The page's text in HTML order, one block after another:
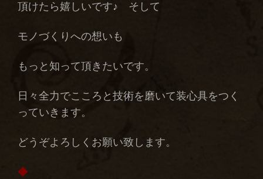
頂けたら嬉しいです♪ そして
モノづくりへの想いも
もっと知って頂きたいです。
日々全力でこころと技術を磨いて装心具をつく
っていきます。
どうぞよろしくお願い致します。
◆